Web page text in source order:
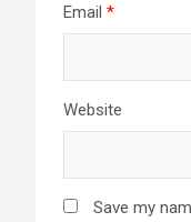
Email *
Website
Save my